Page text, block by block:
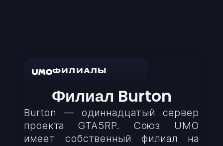
ФИЛИАЛЫ
Филиал Burton
Burton — одиннадцатый сервер
проекта GTA5RP. Союз UMO
имеет собственный филиал на